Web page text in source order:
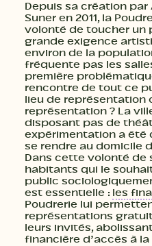
Depuis sa création par
Suner en 2011, la
volonté de toucher un
grande exigence
environ de la
fréquente pas les
première
rencontre de tout ce
lieu de représentation
représentation ? La
disposant pas de
expérimentation a été
se rendre au domicile
Dans cette volonté de
habitants qui le
public
est essentielle : les
Poudrerie lui
représentations
leurs invités,
financière d’accès à